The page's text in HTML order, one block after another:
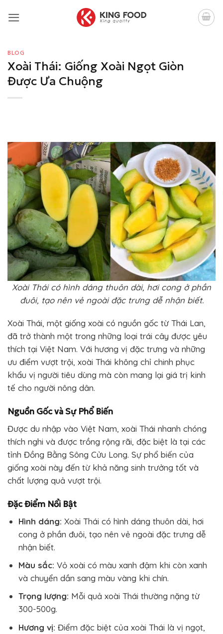
qua
BLOG
Xoài Thái: Giống Xoài Ngọt Giòn
Được Ưa Chuộng
Xoài Thái có hình dáng thuôn dài, hơi cong ở phần
đuôi, tạo nên vẻ ngoài đặc trưng dễ nhận biết.
Xoài Thái, một giống xoài có nguồn gốc từ Thái Lan,
đã trở thành một trong những loại trái cây được yêu
thích tại Việt Nam. Với hương vị đặc trưng và những
ưu điểm vượt trội, xoài Thái không chỉ chinh phục
khẩu vị người tiêu dùng mà còn mang lại giá trị kinh
tế cho người nông dân.
Nguồn Gốc và Sự Phổ Biến
Được du nhập vào Việt Nam, xoài Thái nhanh chóng
thích nghi và được trồng rộng rãi, đặc biệt là tại các
tỉnh Đồng Bằng Sông Cửu Long. Sự phổ biến của
giống xoài này đến từ khả năng sinh trưởng tốt và
chất lượng quả vượt trội.
Đặc Điểm Nổi Bật
Hình dáng: Xoài Thái có hình dáng thuôn dài, hơi
cong ở phần đuôi, tạo nên vẻ ngoài đặc trưng dễ
nhận biết.
Màu sắc: Vỏ xoài có màu xanh đậm khi còn xanh
và chuyển dần sang màu vàng khi chín.
Trọng lượng: Mỗi quả xoài Thái thường nặng từ
300-500g.
Hương vị: Điểm đặc biệt của xoài Thái là vị ngọt,